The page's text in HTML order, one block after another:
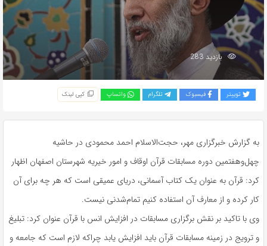
بازدید 283
توییتر فیسبوک تلگرام واتساپ کپی لینک
به گزارش خبرگزاری مهر، حجت‌الاسلام احمد محمودی در حاشیه
چهل‌وهفتمین دوره مسابقات قرآن اوقاف و امور خیریه شهرستان اصفهان اظهار
کرد: قرآن به عنوان یک کتاب آسمانی، دریای عمیقی است که هر چه برای آن
کار کرده و از معارف آن استفاده کنیم تمام‌شدنی نیست.
وی با تاکید بر نقش برگزاری مسابقات در افزایش انس با قرآن عنوان کرد: تبلیغ
و ترویج در زمینه مسابقات قرآن باید افزایش یابد چراکه لازم است که جامعه و